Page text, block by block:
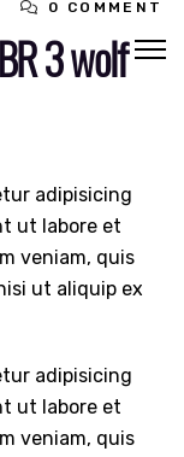
0 COMMENT
3 wolf
adipisicing
ut labore et
veniam, quis
ut aliquip ex
adipisicing
ut labore et
veniam, quis